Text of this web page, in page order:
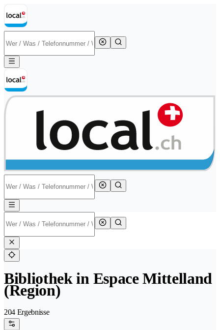
Bibliothek in Espace Mittelland
(Region)
204 Ergebnisse